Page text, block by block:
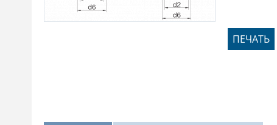
ПЕЧАТЬ